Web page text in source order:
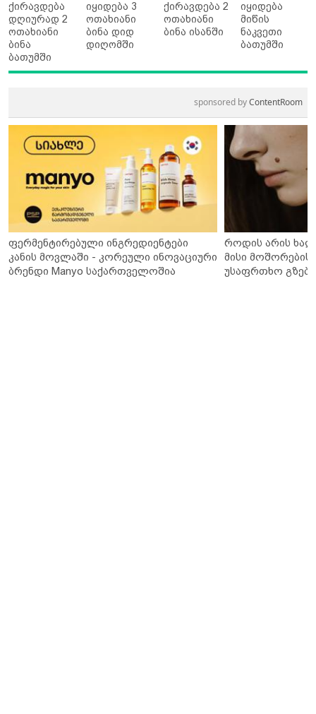
ქირავდება
დღიურად 2
ოთახიანი
ბინა
ბათუმში
იყიდება 3
ოთახიანი
ბინა დიდ
დიღომში
ქირავდება 2
ოთახიანი
ბინა ისანში
იყიდება
მიწის
ნაკვეთი
ბათუმში
sponsored byContentRoom
ფერმენტირებული ინგრედიენტები
კანის მოვლაში - კორეული ინოვაციური
ბრენდი Manyo საქართველოშია
როდის არის
მისი მოშორების
უსაფრთხო გზები